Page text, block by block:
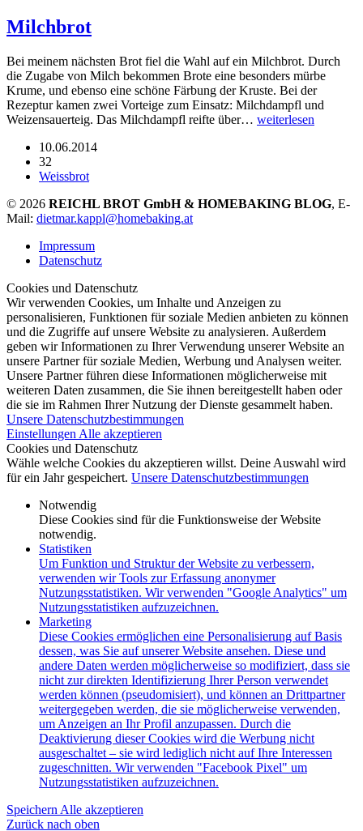
Milchbrot
Bei meinem nächsten Brot fiel die Wahl auf ein Milchbrot. Durch
die Zugabe von Milch bekommen Brote eine besonders mürbe
Krume, und ebenso eine schöne Färbung der Kruste. Bei der
Rezeptur kamen zwei Vorteige zum Einsatz: Milchdampfl und
Weizensauerteig. Das Milchdampfl reifte über… weiterlesen
10.06.2014
32
Weissbrot
© 2026 REICHL BROT GmbH & HOMEBAKING BLOG, E-
Mail: dietmar.kappl@homebaking.at
Impressum
Datenschutz
Cookies und Datenschutz
Wir verwenden Cookies, um Inhalte und Anzeigen zu
personalisieren, Funktionen für soziale Medien anbieten zu können
und die Zugriffe auf unsere Website zu analysieren. Außerdem
geben wir Informationen zu Ihrer Verwendung unserer Website an
unsere Partner für soziale Medien, Werbung und Analysen weiter.
Unsere Partner führen diese Informationen möglicherweise mit
weiteren Daten zusammen, die Sie ihnen bereitgestellt haben oder
die sie im Rahmen Ihrer Nutzung der Dienste gesammelt haben.
Unsere Datenschutzbestimmungen
Einstellungen Alle akzeptieren
Cookies und Datenschutz
Wähle welche Cookies du akzeptieren willst. Deine Auswahl wird
für ein Jahr gespeichert. Unsere Datenschutzbestimmungen
Notwendig
Diese Cookies sind für die Funktionsweise der Website
notwendig.
Statistiken
Um Funktion und Struktur der Website zu verbessern,
verwenden wir Tools zur Erfassung anonymer
Nutzungsstatistiken. Wir verwenden "Google Analytics" um
Nutzungsstatistiken aufzuzeichnen.
Marketing
Diese Cookies ermöglichen eine Personalisierung auf Basis
dessen, was Sie auf unserer Website ansehen. Diese und
andere Daten werden möglicherweise so modifiziert, dass sie
nicht zur direkten Identifizierung Ihrer Person verwendet
werden können (pseudomisiert), und können an Drittpartner
weitergegeben werden, die sie möglicherweise verwenden,
um Anzeigen an Ihr Profil anzupassen. Durch die
Deaktivierung dieser Cookies wird die Werbung nicht
ausgeschaltet – sie wird lediglich nicht auf Ihre Interessen
zugeschnitten. Wir verwenden "Facebook Pixel" um
Nutzungsstatistiken aufzuzeichnen.
Speichern Alle akzeptieren
Zurück nach oben